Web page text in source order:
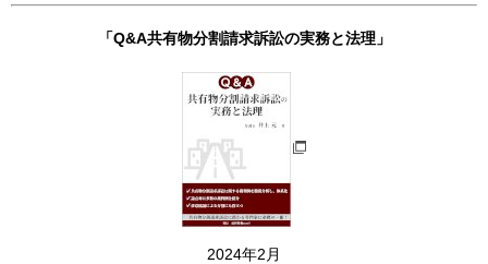
「Q&A共有物分割請求訴訟の実務と法理」
2024年2月